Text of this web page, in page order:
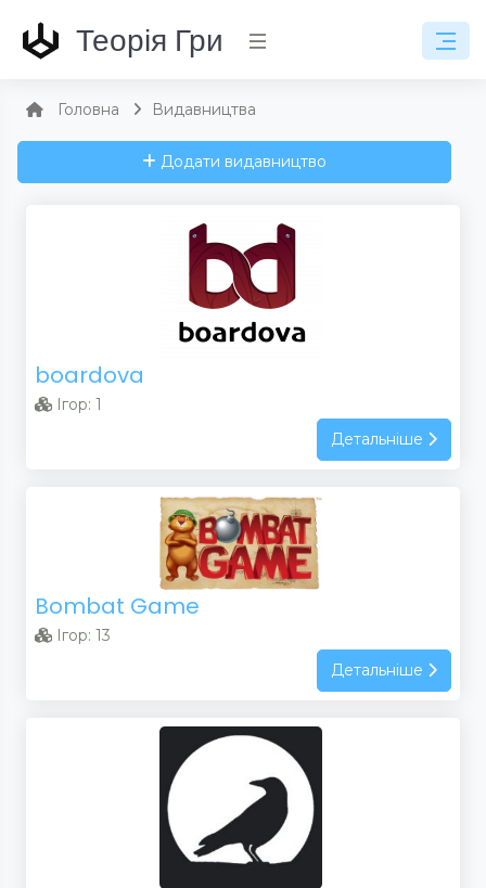
Теорія Гри
Головна Видавництва
Додати видавництво
boardova
Ігор: 1
Детальніше
Bombat Game
Ігор: 13
Детальніше